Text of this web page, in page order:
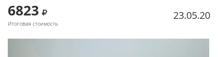
6823
Итоговая стоимость
23.05.20